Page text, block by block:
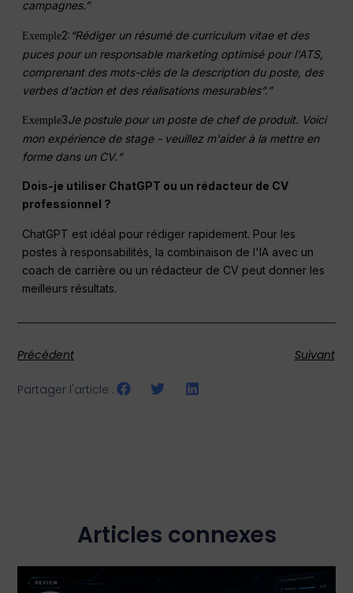
campagnes.”
Exemple2: “Rédiger un résumé de curriculum vitae et des
puces pour un responsable marketing optimisé pour l'ATS,
comprenant des mots-clés de la description du poste, des
verbes d'action et des réalisations mesurables”.”
Exemple3Je postule pour un poste de chef de produit. Voici
mon expérience de stage - veuillez m'aider à la mettre en
forme dans un CV.“
Dois-je utiliser ChatGPT ou un rédacteur de CV
professionnel ?
ChatGPT est idéal pour rédiger rapidement. Pour les
postes à responsabilités, la combinaison de l'IA avec un
coach de carrière ou un rédacteur de CV peut donner les
meilleurs résultats.
Précédent Suivant
Partager l'article :
Articles connexes